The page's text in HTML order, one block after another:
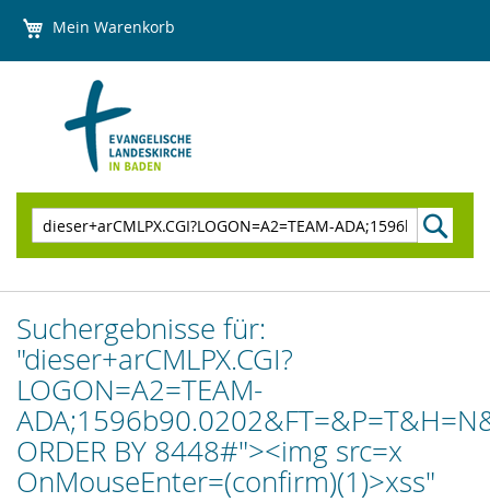
Mein Warenkorb
zum
Suchen
Suchergebnisse für:
"dieser+arCMLPX.CGI?
LOGON=A2=TEAM-
ORDER BY 8448#"><img src=x
OnMouseEnter=(confirm)(1)>xss"